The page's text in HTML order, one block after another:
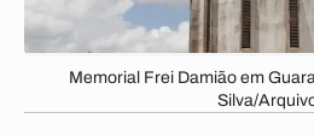
Memorial Frei Damião em
Silva/